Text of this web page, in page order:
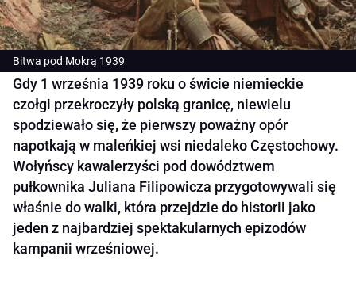
Bitwa pod Mokrą 1939
Gdy 1 września 1939 roku o świcie niemieckie
czołgi przekroczyły polską granicę, niewielu
spodziewało się, że pierwszy poważny opór
napotkają w maleńkiej wsi niedaleko Częstochowy.
Wołyńscy kawalerzyści pod dowództwem
pułkownika Juliana Filipowicza przygotowywali się
właśnie do walki, która przejdzie do historii jako
jeden z najbardziej spektakularnych epizodów
kampanii wrześniowej.